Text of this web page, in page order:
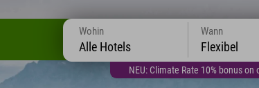
NEU: Climate Rate 10% bonus
Wohin
Alle Hotels
Wann
Flexibel